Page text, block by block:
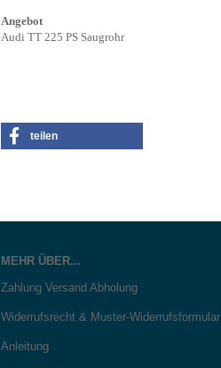
Angebot
Audi TT 225 PS Saugrohr
teilen
MEHR ÜBER...
Zahlung Versand Abholung
Widerrufsrecht & Muster-Widerrufsformular
Anleitung